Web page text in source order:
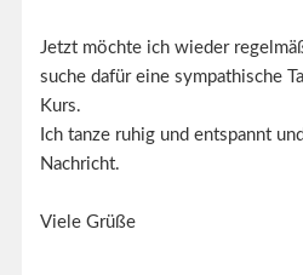
Jetzt möchte ich wieder
suche dafür eine sympathische
Kurs.
Ich tanze ruhig und entspannt
Nachricht.
Viele Grüße